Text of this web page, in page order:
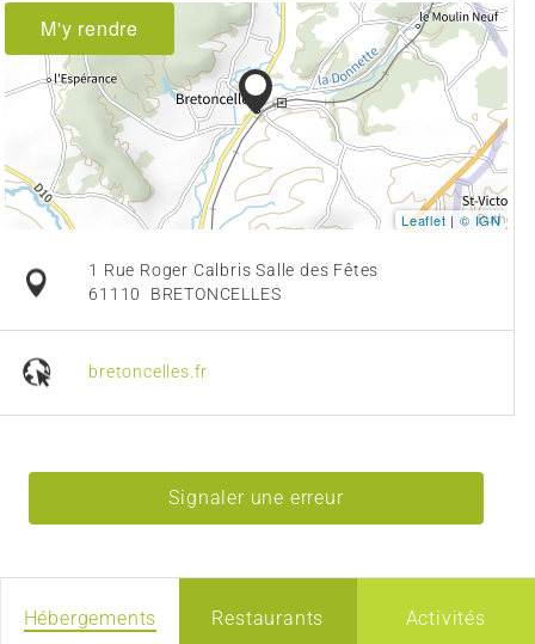
M'y rendre
Leaflet | © IGN
1 Rue Roger Calbris Salle des Fêtes
61110
BRETONCELLES
bretoncelles.fr
Signaler une erreur
Hébergements Restaurants Activités